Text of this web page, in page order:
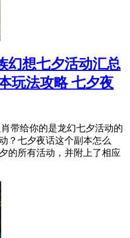
幻想七夕活动汇总
玩法攻略 七夕夜
带给你的是龙幻七夕活动的
？七夕夜话这个副本怎么
的所有活动，并附上了相应